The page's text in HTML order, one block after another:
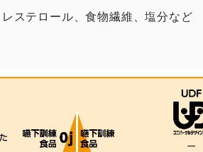
ステロール、食物繊維、塩分など